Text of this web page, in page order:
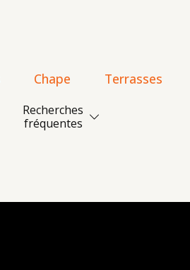
Chape Terrasses
Recherches
fréquentes